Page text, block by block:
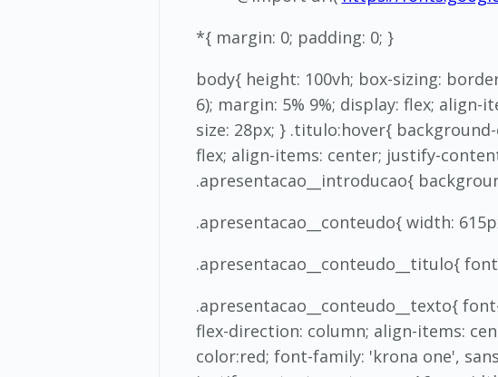
*{ margin: 0; padding: 0; }
body{ height: 100vh; box-sizing:
6); margin: 5% 9%; display: flex;
size: 28px; } .titulo:hover{
flex; align-items: center; justify-
.apresentacao__introducao{
.apresentacao__conteudo{ width:
.apresentacao__conteudo__titulo{
.apresentacao__conteudo__texto{
flex-direction: column; align-items:
color:red; font-family: 'krona one',